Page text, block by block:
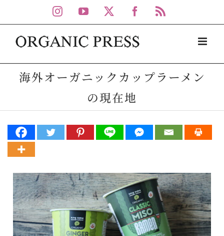
to
content
Instagram
YouTube Facebook
海外オーガニックカップラーメン
の現在地